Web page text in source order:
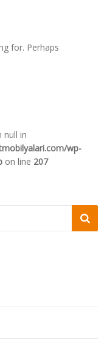
for. Perhaps
null in
wp-
on line 207